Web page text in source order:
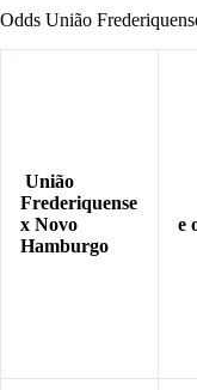
Odds União
União
Frederiquense
x Novo
Hamburgo
e